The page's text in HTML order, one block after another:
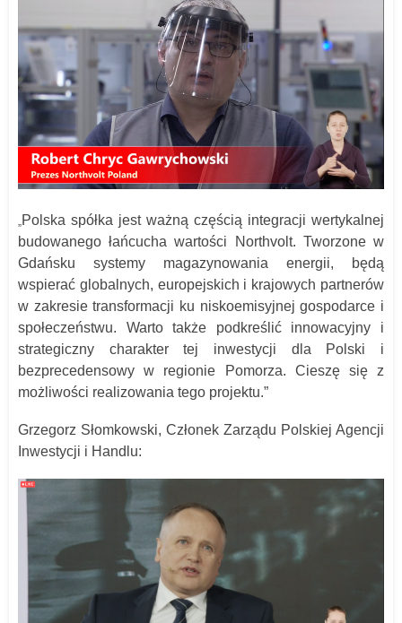
„Polska spółka jest ważną częścią integracji wertykalnej
budowanego łańcucha wartości Northvolt. Tworzone w
Gdańsku systemy magazynowania energii, będą
wspierać globalnych, europejskich i krajowych partnerów
w zakresie transformacji ku niskoemisyjnej gospodarce i
społeczeństwu. Warto także podkreślić innowacyjny i
strategiczny charakter tej inwestycji dla Polski i
bezprecedensowy w regionie Pomorza. Cieszę się z
możliwości realizowania tego projektu.”
Grzegorz Słomkowski, Członek Zarządu Polskiej Agencji
Inwestycji i Handlu: